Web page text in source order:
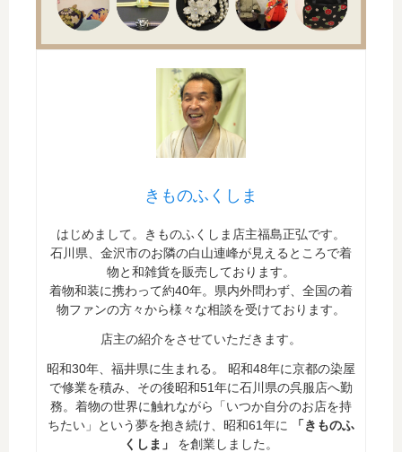
きものふくしま
はじめまして。きものふくしま店主福島正弘です。
石川県、金沢市のお隣の白山連峰が見えるところで着
物と和雑貨を販売しております。
着物和装に携わって約40年。県内外問わず、全国の着
物ファンの方々から様々な相談を受けております。
店主の紹介をさせていただきます。
昭和30年、福井県に生まれる。 昭和48年に京都の染屋
で修業を積み、その後昭和51年に石川県の呉服店へ勤
務。着物の世界に触れながら「いつか自分のお店を持
ちたい」という夢を抱き続け、昭和61年に
「きものふ
くしま」
を創業しました。